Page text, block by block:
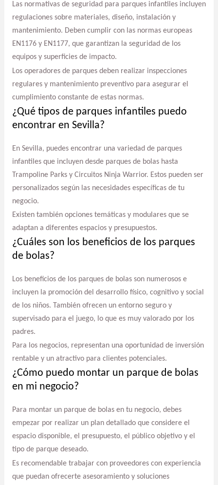
Las normativas de seguridad para parques infantiles incluyen
regulaciones sobre materiales, diseño, instalación y
mantenimiento. Deben cumplir con las normas europeas
EN1176 y EN1177, que garantizan la seguridad de los
equipos y superficies de impacto.
Los operadores de parques deben realizar inspecciones
regulares y mantenimiento preventivo para asegurar el
cumplimiento constante de estas normas.
¿Qué tipos de parques infantiles puedo
encontrar en Sevilla?
En Sevilla, puedes encontrar una variedad de parques
infantiles que incluyen desde parques de bolas hasta
Trampoline Parks y Circuitos Ninja Warrior. Estos pueden ser
personalizados según las necesidades específicas de tu
negocio.
Existen también opciones temáticas y modulares que se
adaptan a diferentes espacios y presupuestos.
¿Cuáles son los beneficios de los parques
de bolas?
Los beneficios de los parques de bolas son numerosos e
incluyen la promoción del desarrollo físico, cognitivo y social
de los niños. También ofrecen un entorno seguro y
supervisado para el juego, lo que es muy valorado por los
padres.
Para los negocios, representan una oportunidad de inversión
rentable y un atractivo para clientes potenciales.
¿Cómo puedo montar un parque de bolas
en mi negocio?
Para montar un parque de bolas en tu negocio, debes
empezar por realizar un plan detallado que considere el
espacio disponible, el presupuesto, el público objetivo y el
tipo de parque deseado.
Es recomendable trabajar con proveedores con experiencia
que puedan ofrecerte asesoramiento y soluciones